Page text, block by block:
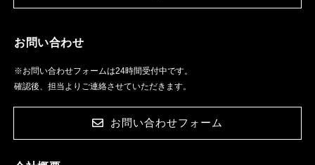
お問い合わせ
※お問い合わせフォームは24時間受付中です。
確認後、担当よりご連絡させていただきます。
お問い合わせフォーム